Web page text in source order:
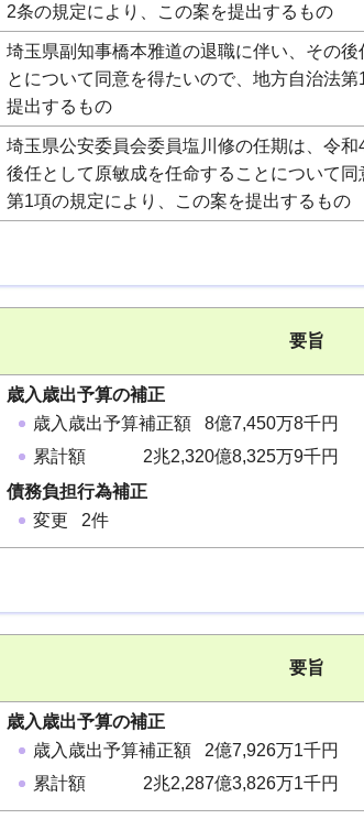
2条の規定により、この案を提出するもの
埼玉県副知事橋本雅道の退職に伴い、その
とについて同意を得たいので、地方自治法
提出するもの
埼玉県公安委員会委員塩川修の任期は、令和
後任として原敏成を任命することについて
第1項の規定により、この案を提出するもの
要旨
歳入歳出予算の補正
歳入歳出予算補正額 8億7,450万8千円
累計額 2兆2,320億8,325万9千円
債務負担行為補正
変更 2件
要旨
歳入歳出予算の補正
歳入歳出予算補正額 2億7,926万1千円
累計額 2兆2,287億3,826万1千円